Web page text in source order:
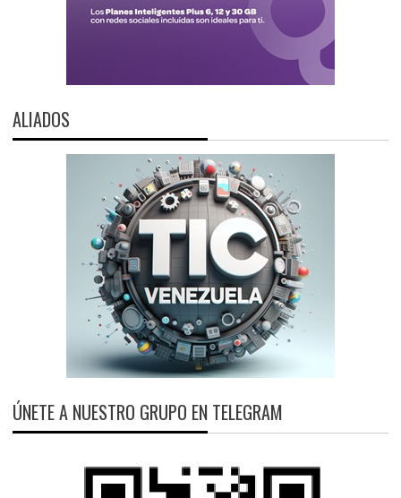
ALIADOS
ÚNETE A NUESTRO GRUPO EN TELEGRAM